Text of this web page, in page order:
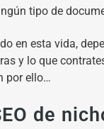
tipo de
en esta vida,
y lo que
por ello…
de